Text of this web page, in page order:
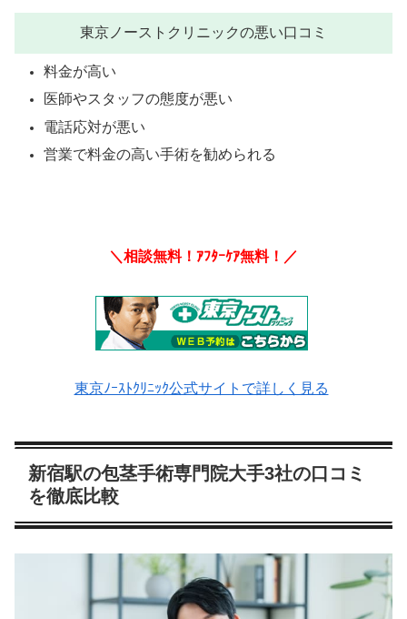
東京ノーストクリニックの悪い口コミ
料金が高い
医師やスタッフの態度が悪い
電話応対が悪い
営業で料金の高い手術を勧められる
＼相談無料！ｱﾌﾀｰｹｱ無料！／
東京ﾉｰｽﾄｸﾘﾆｯｸ公式サイトで詳しく見る
新宿駅の包茎手術専門院大手3社の口コミ
を徹底比較